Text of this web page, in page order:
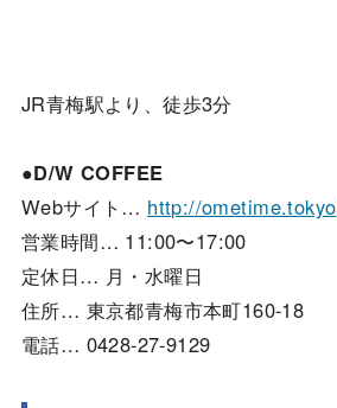
JR青梅駅より、徒歩3分
●D/W COFFEE
Webサイト… http://ometime.tokyo
営業時間… 11:00〜17:00
定休日… 月・水曜日
住所… 東京都青梅市本町160-18
電話… 0428-27-9129